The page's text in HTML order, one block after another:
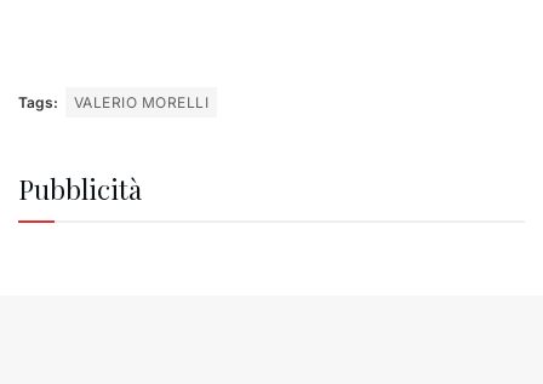
Tags: VALERIO MORELLI
Pubblicità